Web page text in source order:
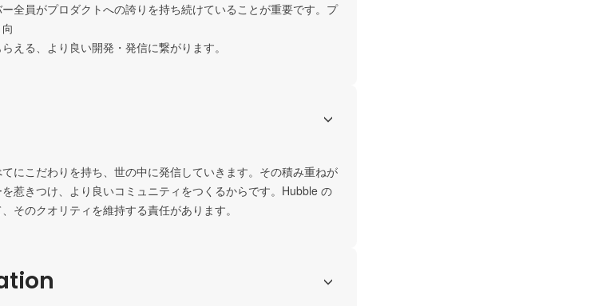
全員がプロダクトへの誇りを持ち続けていることが重要です。プ
える、より良い開発・発信に繋がります。
にこだわりを持ち、世の中に発信していきます。その積み重ねが
惹きつけ、より良いコミュニティをつくるからです。Hubble の
そのクオリティを維持する責任があります。